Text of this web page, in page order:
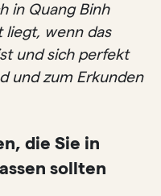
in Quang Binh
liegt, wenn das
und sich perfekt
und zum Erkunden
die Sie in
sollten